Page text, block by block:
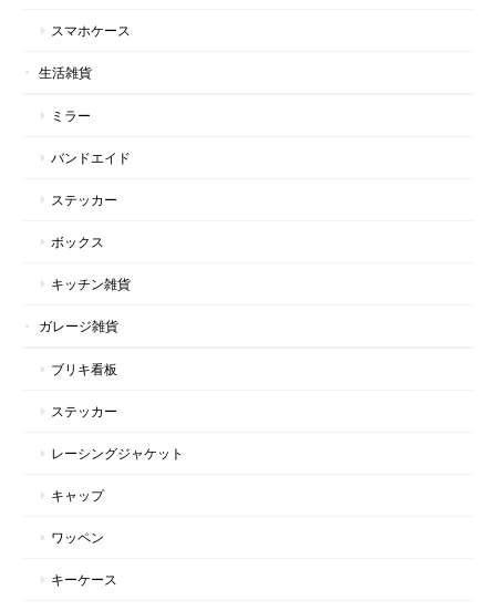
スマホケース
生活雑貨
ミラー
バンドエイド
ステッカー
ボックス
キッチン雑貨
ガレージ雑貨
ブリキ看板
ステッカー
レーシングジャケット
キャップ
ワッペン
キーケース